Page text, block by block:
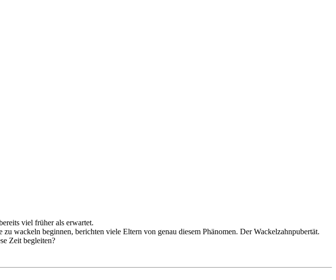
viel früher als erwartet.
wackeln beginnen, berichten viele Eltern von genau diesem Phänomen. Der Wackelzahnpubertät.
Zeit begleiten?